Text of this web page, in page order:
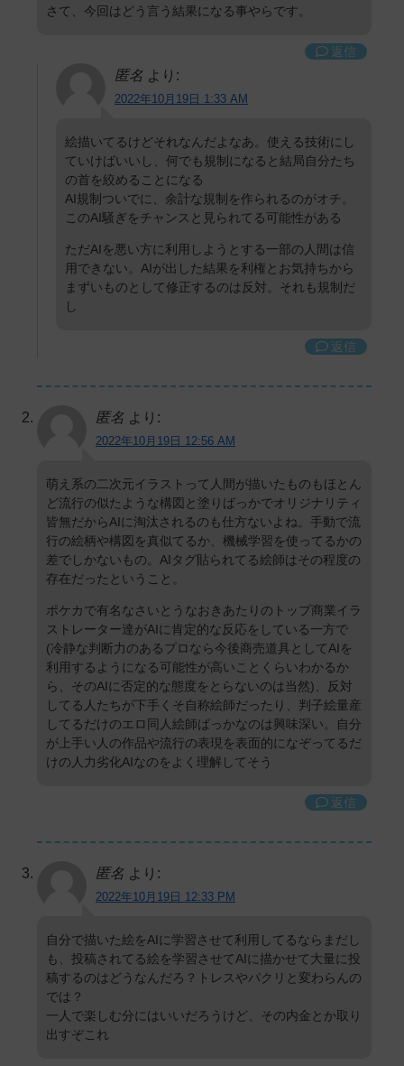
さて、今回はどう言う結果になる事やらです。
返信
匿名 より:
2022年10月19日 1:33 AM
絵描いてるけどそれなんだよなあ。使える技術にし
ていけばいいし、何でも規制になると結局自分たち
の首を絞めることになる
AI規制ついでに、余計な規制を作られるのがオチ。
このAI騒ぎをチャンスと見られてる可能性がある
ただAIを悪い方に利用しようとする一部の人間は信
用できない。AIが出した結果を利権とお気持ちから
まずいものとして修正するのは反対。それも規制だ
し
返信
匿名 より:
2022年10月19日 12:56 AM
萌え系の二次元イラストって人間が描いたものもほとん
ど流行の似たような構図と塗りばっかでオリジナリティ
皆無だからAIに淘汰されるのも仕方ないよね。手動で流
行の絵柄や構図を真似てるか、機械学習を使ってるかの
差でしかないもの。AIタグ貼られてる絵師はその程度の
存在だったということ。
ポケカで有名なさいとうなおきあたりのトップ商業イラ
ストレーター達がAIに肯定的な反応をしている一方で
(冷静な判断力のあるプロなら今後商売道具としてAIを
利用するようになる可能性が高いことくらいわかるか
ら、そのAIに否定的な態度をとらないのは当然)、反対
してる人たちが下手くそ自称絵師だったり、判子絵量産
してるだけのエロ同人絵師ばっかなのは興味深い。自分
が上手い人の作品や流行の表現を表面的になぞってるだ
けの人力劣化AIなのをよく理解してそう
返信
匿名 より:
2022年10月19日 12:33 PM
自分で描いた絵をAIに学習させて利用してるならまだし
も、投稿されてる絵を学習させてAIに描かせて大量に投
稿するのはどうなんだろ？トレスやパクリと変わらんの
では？
一人で楽しむ分にはいいだろうけど、その内金とか取り
出すぞこれ